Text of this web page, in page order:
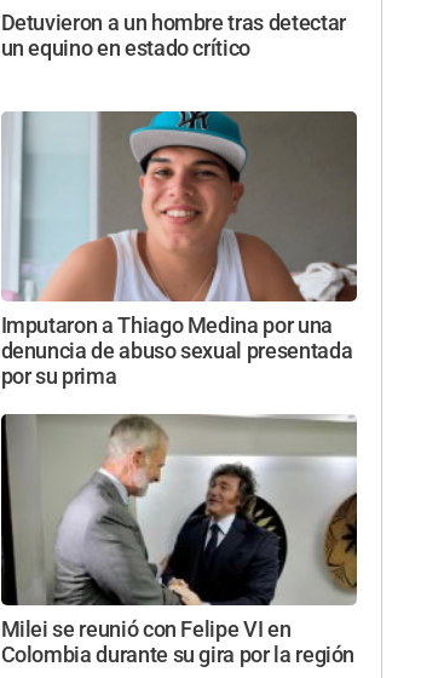
Detuvieron a un hombre tras detectar
un equino en estado crítico
Imputaron a Thiago Medina por una
denuncia de abuso sexual presentada
por su prima
Milei se reunió con Felipe VI en
Colombia durante su gira por la región